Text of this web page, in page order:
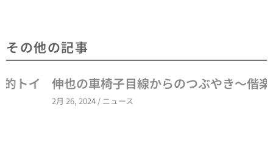
その他の記事
伸也の車椅子目線からのつぶやき～偕楽園編
/ニュース